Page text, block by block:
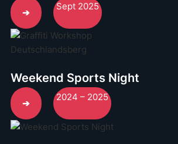
➔
Sept 2025
Weekend Sports Night
➔
2024 – 2025